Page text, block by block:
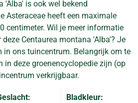
'Alba' is ook wel bekend
Asteraceae heeft een maximale
centimeter. Wil je meer informatie
Centaurea montana 'Alba'? Je
in ons tuincentrum. Belangrijk om te
in deze groenencyclopedie zijn (op
verkrijgbaar.
Bladkleur: